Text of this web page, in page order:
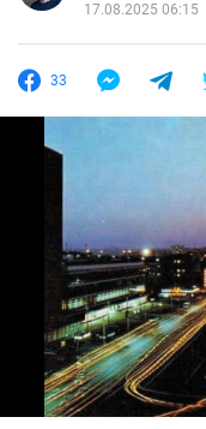
17.08.2025 06:15
33